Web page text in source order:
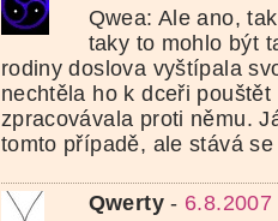
Qwea: Ale ano,
taky to mohlo být
rodiny doslova vyštípala
nechtěla ho k dceři
zpracovávala proti němu.
tomto případě, ale stává
Qwerty- 6.8.2007